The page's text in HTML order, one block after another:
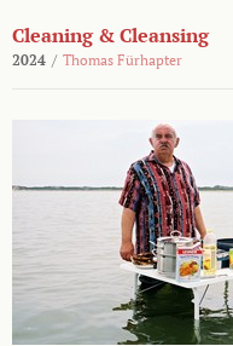
Cleaning & Cleansing
2024 / Thomas Fürhapter